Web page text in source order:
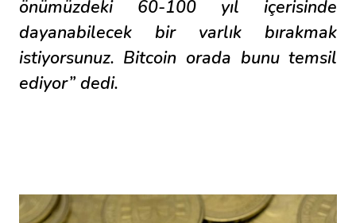
önümüzdeki 60-100 yıl içerisinde
dayanabilecek bir varlık bırakmak
istiyorsunuz. Bitcoin orada bunu temsil
ediyor” dedi.